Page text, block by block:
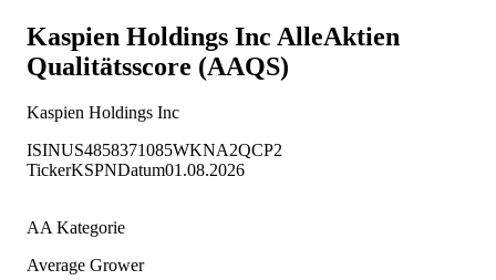
Kaspien Holdings Inc AlleAktien
Qualitätsscore (AAQS)
Kaspien Holdings Inc
ISINUS4858371085WKNA2QCP2
TickerKSPNDatum01.08.2026
AA Kategorie
Average Grower